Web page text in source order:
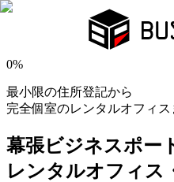
0%
最小限の住所登記から
完全個室のレンタルオフィス
幕張ビジネスポー
レンタルオフィス